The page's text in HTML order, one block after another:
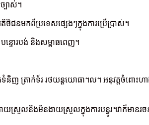
បាស់។
នមកពីប្រទេសផ្សេងៗក្នុងការប្រើប្រាស់។
ន្ទោរបង់ និងសម្ពាធពេញ។
ញ ត្រាក់ទ័រ រថយន្តយោធា។ល។ អនុវត្តចំពោ
ស្រួលនិងមិនងាយស្រួលក្នុងការបន្ធូរ។វាក៏មានរចន